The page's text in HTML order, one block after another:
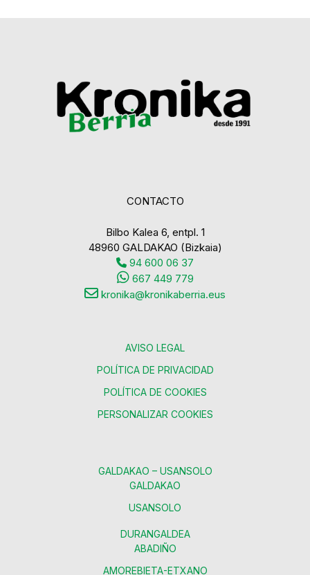
CONTACTO
Bilbo Kalea 6, entpl. 1
48960 GALDAKAO (Bizkaia)
94 600 06 37
667 449 779
kronika@kronikaberria.eus
AVISO LEGAL
POLÍTICA DE PRIVACIDAD
POLÍTICA DE COOKIES
PERSONALIZAR COOKIES
GALDAKAO – USANSOLO
GALDAKAO
USANSOLO
DURANGALDEA
ABADIÑO
AMOREBIETA-ETXANO